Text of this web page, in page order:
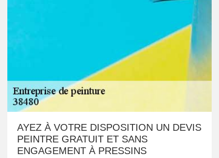
AYEZ À VOTRE DISPOSITION UN DEVIS
PEINTRE GRATUIT ET SANS
ENGAGEMENT À PRESSINS